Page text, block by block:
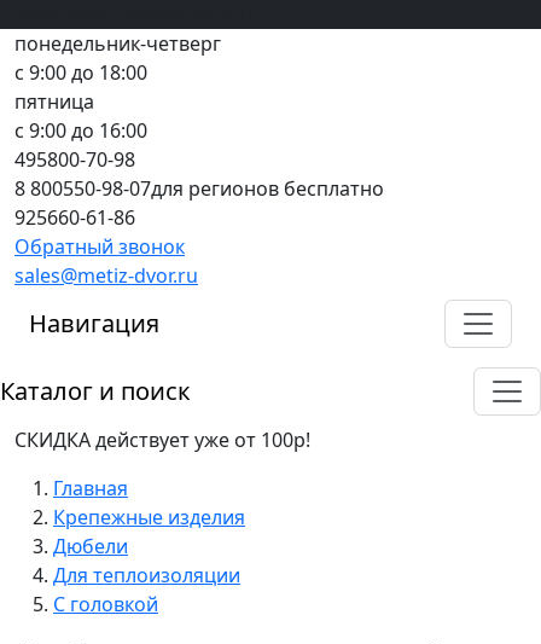
понедельник-четверг
с 9:00 до 18:00
пятница
с 9:00 до 16:00
495800-70-98
8 800550-98-07для регионов бесплатно
925660-61-86
Обратный звонок
sales@metiz-dvor.ru
Навигация
Каталог и поиск
СКИДКА действует уже от 100р!
Главная
Крепежные изделия
Дюбели
Для теплоизоляции
С головкой